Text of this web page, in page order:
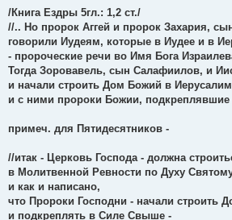
/Книга Ездры 5гл.: 1,2 ст./
//.. Но пророк Аггей и пророк Захария,
говорили Иудеям, которые в Иудее и в
- пророческие речи во Имя Бога
Тогда Зоровавель, сын Салафиилов, и
и начали строить Дом Божий в
и с ними пророки Божии,
примеч. для Пятидесятников -
//итак - Церковь Господа - должна
в Молитвенной Ревности по Духу
и как и написано,
что Пророки Господни - начали строить
и подкреплять в Силе Свыше -